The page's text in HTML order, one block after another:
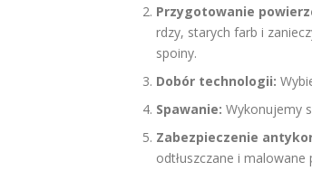
Przygotowanie
rdzy, starych farb i
spoiny.
Dobór technologii:
Spawanie: Wykonujemy
Zabezpieczenie
odtłuszczane i